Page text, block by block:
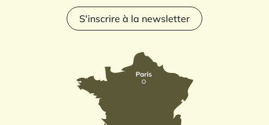
S'inscrire à la newsletter